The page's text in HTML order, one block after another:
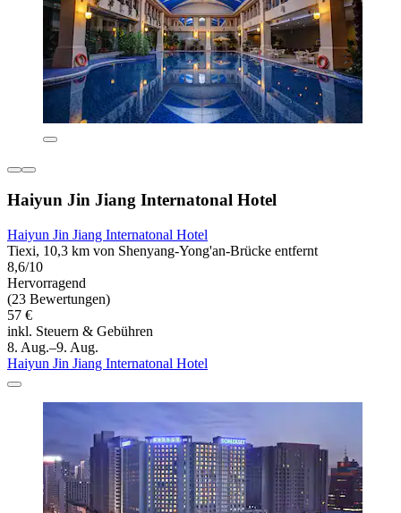
Haiyun Jin Jiang Internatonal Hotel
Haiyun Jin Jiang Internatonal Hotel
Tiexi, 10,3 km von Shenyang-Yong'an-Brücke entfernt
8,6/10
Hervorragend
(23 Bewertungen)
57 €
inkl. Steuern & Gebühren
8. Aug.–9. Aug.
Haiyun Jin Jiang Internatonal Hotel